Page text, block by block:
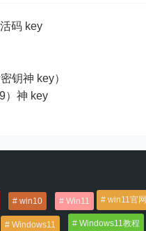
码 key
钥神 key）
）神 key
win10 Win11 win11官网
Windows11 Windows11教程